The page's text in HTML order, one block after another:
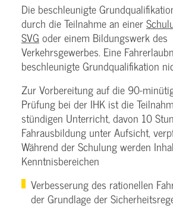
Die beschleunigte
durch die Teilnahme an einer
SVG oder einem Bildungswerk des
Verkehrsgewerbes. Eine
beschleunigte Grundqualifikation
Zur Vorbereitung auf die 90-
Prüfung bei der IHK ist die
stündigen Unterricht, davon 10
Fahrausbildung unter Aufsicht,
Während der Schulung werden
Kenntnisbereichen
Verbesserung des rationellen
der Grundlage der